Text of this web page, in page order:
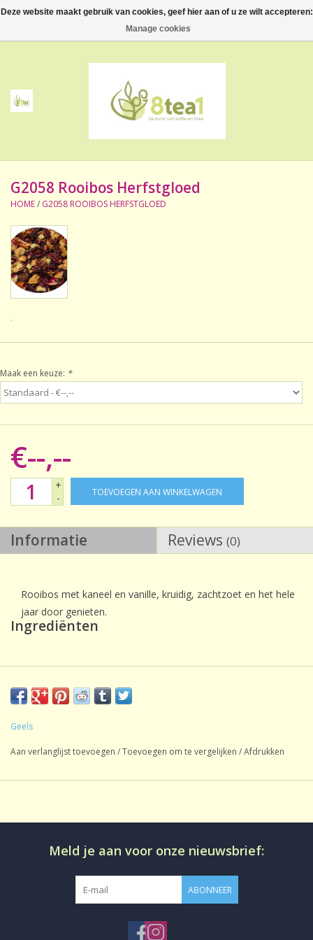
0 Artikelen - €--,--
Thee
Accessoires
NIEUW! Verpakte thee
BeppeDeli en 8tea1
Contact
Sale!
Laatste kans!
G2058 Rooibos Herfstgloed
HOME/ G2058 ROOIBOS HERFSTGLOED
Maak een keuze: *
€--,--
+
-
TOEVOEGEN AAN WINKELWAGEN
Informatie Reviews (0)
Rooibos met kaneel en vanille, kruidig, zachtzoet en het hele
jaar door genieten.
Ingrediënten
Appelstukjes, hibiscus, rozenbottel, rooibos,AMANDELEN,
kaneel, vanille, natuurlijk aroma, aroma.
Geels
Aan verlanglijst toevoegen /Toevoegen om te vergelijken /Afdrukken
Meld je aan voor onze nieuwsbrief:
ABONNEER
Deze website maakt gebruik van cookies, geef hier aan of u ze wilt accepteren:
Manage cookies